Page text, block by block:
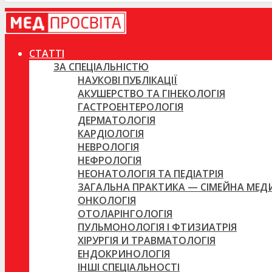
СТАТТІ
ЗА СПЕЦІАЛЬНІСТЮ
НАУКОВІ ПУБЛІКАЦІЇ
АКУШЕРСТВО ТА ГІНЕКОЛОГІЯ
ГАСТРОЕНТЕРОЛОГІЯ
ДЕРМАТОЛОГІЯ
КАРДІОЛОГІЯ
НЕВРОЛОГІЯ
НЕФРОЛОГІЯ
НЕОНАТОЛОГІЯ ТА ПЕДІАТРІЯ
ЗАГАЛЬНА ПРАКТИКА — СІМЕЙНА
ОНКОЛОГІЯ
ОТОЛАРІНГОЛОГІЯ
ПУЛЬМОНОЛОГІЯ І ФТИЗИАТРІЯ
ХІРУРГІЯ И ТРАВМАТОЛОГІЯ
ЕНДОКРИНОЛОГІЯ
ІНШІ СПЕЦІАЛЬНОСТІ